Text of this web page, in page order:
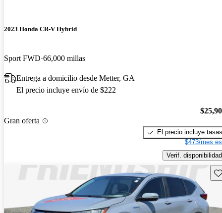
2023 Honda CR-V Hybrid
Sport FWD 66,000 millas
Entrega a domicilio desde Metter, GA
El precio incluye envío de $222
Gran oferta
El precio incluye tasas
$473/mes
Verif. disponibilidad